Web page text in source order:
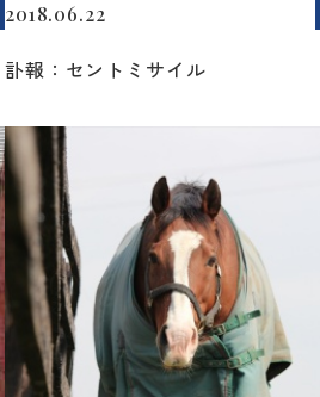
2018.06.22
訃報：セントミサイル